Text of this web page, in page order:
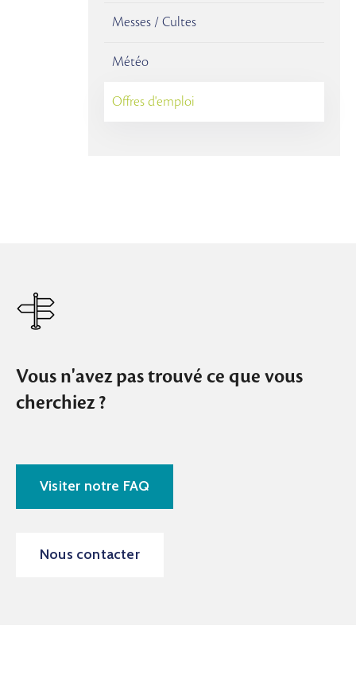
Messes / Cultes
Météo
Offres d'emploi
Vous n'avez pas trouvé ce que vous
cherchiez ?
Visiter notre FAQ
Nous contacter